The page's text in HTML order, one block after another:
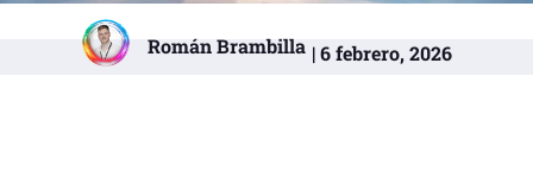
Román Brambilla | 6 febrero, 2026